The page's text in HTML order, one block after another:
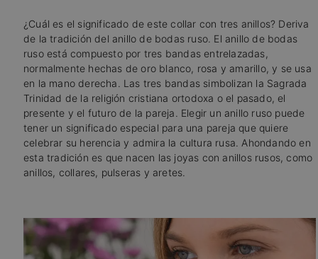
¿Cuál es el significado de este collar con tres anillos? Deriva
de la tradición del anillo de bodas ruso. El anillo de bodas
ruso está compuesto por tres bandas entrelazadas,
normalmente hechas de oro blanco, rosa y amarillo, y se usa
en la mano derecha. Las tres bandas simbolizan la Sagrada
Trinidad de la religión cristiana ortodoxa o el pasado, el
presente y el futuro de la pareja. Elegir un anillo ruso puede
tener un significado especial para una pareja que quiere
celebrar su herencia y admira la cultura rusa. Ahondando en
esta tradición es que nacen las joyas con anillos rusos, como
anillos, collares, pulseras y aretes.